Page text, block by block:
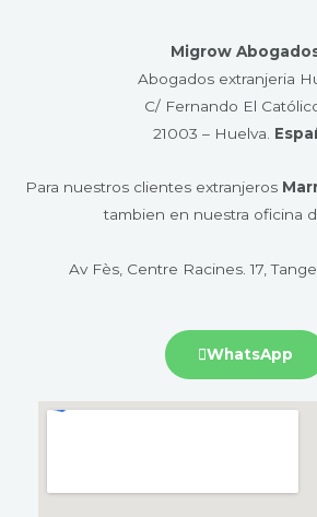
Migrow
Abogados extranjeria
C/ Fernando El
21003 – Huelva​.
Para nuestros clientes extranjeros
tambien en nuestra oficina
Av Fès, Centre Racines. 17,
WhatsApp